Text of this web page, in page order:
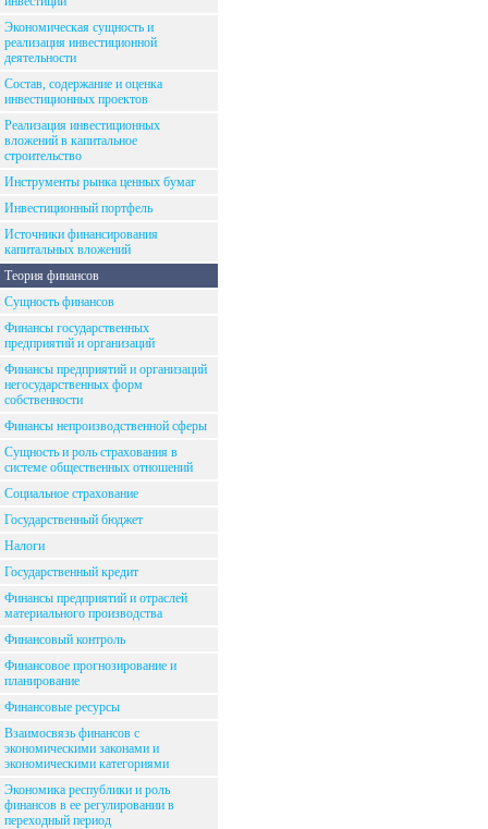
Экономическая сущность и
реализация инвестиционной
деятельности
Состав, содержание и оценка
инвестиционных проектов
Реализация инвестиционных
вложений в капитальное
строительство
Инструменты рынка ценных бумаг
Инвестиционный портфель
Источники финансирования
капитальных вложений
Теория финансов
Сущность финансов
Финансы государственных
предприятий и организаций
Финансы предприятий и организаций
негосударственных форм
собственности
Финансы непроизводственной сферы
Сущность и роль страхования в
системе общественных отношений
Социальное страхование
Государственный бюджет
Налоги
Государственный кредит
Финансы предприятий и отраслей
материального производства
Финансовый контроль
Финансовое прогнозирование и
планирование
Финансовые ресурсы
Взаимосвязь финансов с
экономическими законами и
экономическими категориями
Экономика республики и роль
финансов в ее регулировании в
переходный период